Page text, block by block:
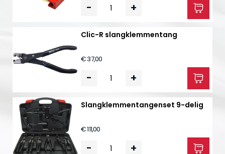
- +
Clic-R slangklemmentang
€ 37,00
- +
Slangklemmentangenset 9-delig
€ 111,00
- +